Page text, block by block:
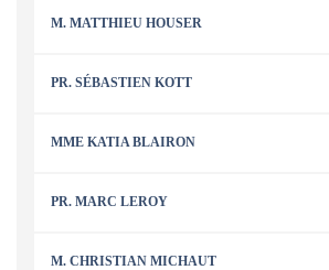
M. MATTHIEU HOUSER
PR. SÉBASTIEN KOTT
MME KATIA BLAIRON
PR. MARC LEROY
M. CHRISTIAN MICHAUT